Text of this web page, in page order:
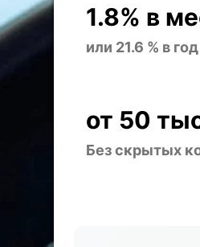
1.8% в
или 21.6 % в год
от 50
Без скрытых